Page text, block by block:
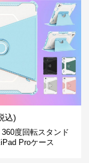
込)
度回転スタンド
Proケース